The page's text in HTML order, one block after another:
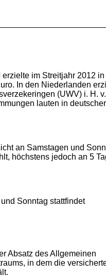
im Streitjahr 2012 in
In den Niederlanden
(UWV) i. H.
lauten in deutscher
an Samstagen und
höchstens jedoch an 5
Sonntag stattfindet
Absatz des Allgemeinen
in dem die